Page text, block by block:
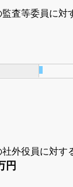
監査等委員に対
社外役員に対す
円